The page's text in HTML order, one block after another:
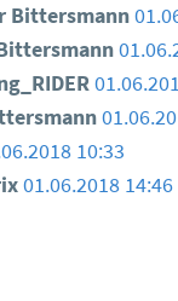
Bittersmann
10:33
01.06.2018 14:46